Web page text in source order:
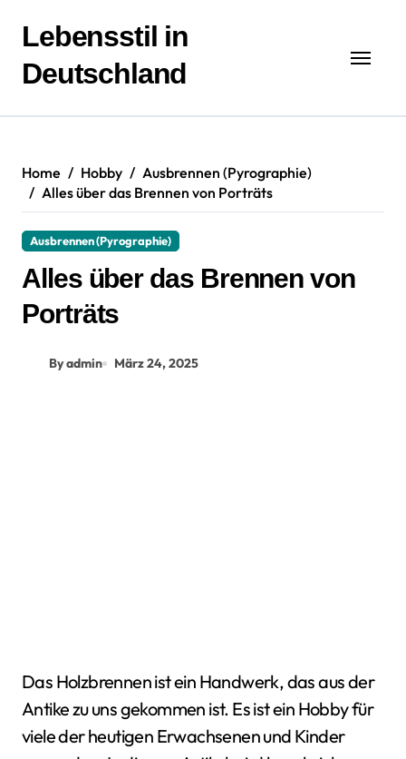
Inhalt
springen
Lebensstil in
Deutschland
Home Hobby
Ausbrennen (Pyrographie)
Alles über das Brennen von Porträts
Ausbrennen (Pyrographie)
Alles über das Brennen von
Porträts
By admin März 24, 2025
Das Holzbrennen ist ein Handwerk, das aus der
Antike zu uns gekommen ist. Es ist ein Hobby für
viele der heutigen Erwachsenen und Kinder